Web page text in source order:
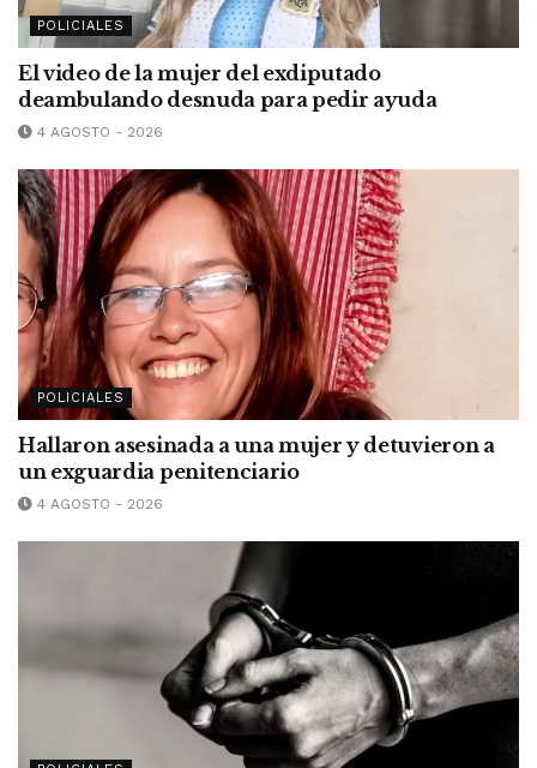
POLICIALES
El video de la mujer del exdiputado
deambulando desnuda para pedir ayuda
4 AGOSTO - 2026
POLICIALES
Hallaron asesinada a una mujer y detuvieron a
un exguardia penitenciario
4 AGOSTO - 2026